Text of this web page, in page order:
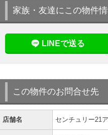
家族・友達にこの物件
LINEで送る
この物件のお問合せ先
店舗名 センチュリー21